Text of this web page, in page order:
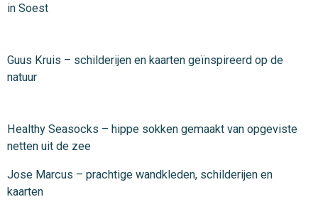
in Soest
Guus Kruis – schilderijen en kaarten geïnspireerd op de
natuur
Healthy Seasocks – hippe sokken gemaakt van opgeviste
netten uit de zee
Jose Marcus – prachtige wandkleden, schilderijen en
kaarten